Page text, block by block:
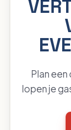
Plan
lopen je